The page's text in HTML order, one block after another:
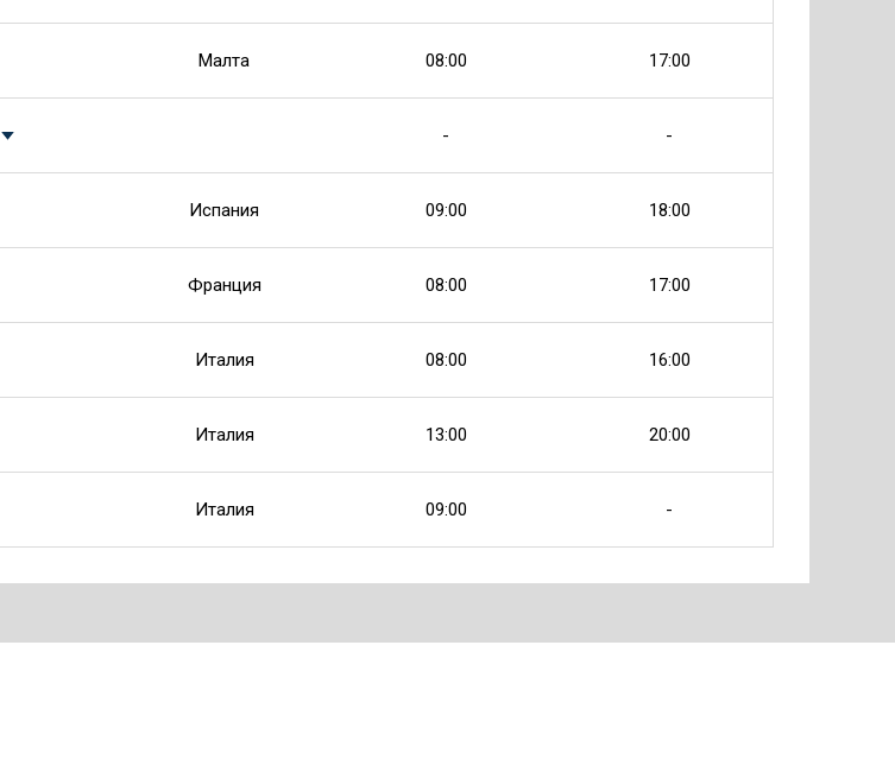
Малта 08:00 17:00
- -
Испания 09:00 18:00
Франция 08:00 17:00
Италия 08:00 16:00
Италия 13:00 20:00
Италия 09:00 -